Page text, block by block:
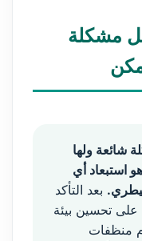
مشكلة
شائعة ولها
استبعاد أي
بعد التأكد
تحسين بيئة
منظفات